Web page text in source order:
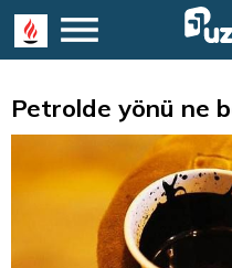
Petrolde yönü ne